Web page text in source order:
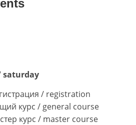
saturday
/ registration
курс / general course
курс / master course